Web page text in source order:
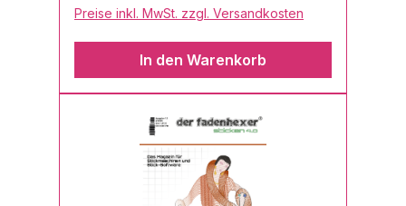
Preise inkl. MwSt. zzgl. Versandkosten
In den Warenkorb